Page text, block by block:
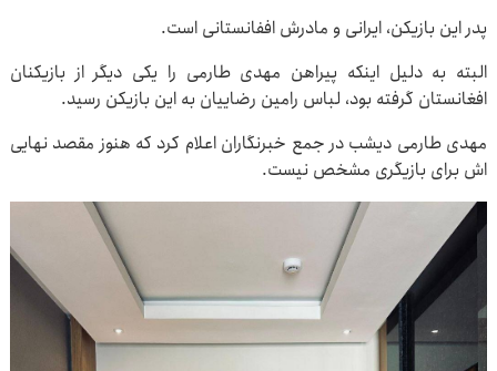
پدر این بازیکن، ایرانی و مادرش اففانستانی است.
البته به دلیل اینکه پیراهن مهدی طارمی را یکی دیگر از بازیکنان
افغانستان گرفته بود، لباس رامین رضاییان به این بازیکن رسید.
مهدی طارمی دیشب در جمع خبرنگاران اعلام کرد که هنوز مقصد نهایی
اش برای بازیگری مشخص نیست.